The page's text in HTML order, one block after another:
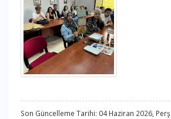
Son Güncelleme Tarihi: 04 Haziran 2026,